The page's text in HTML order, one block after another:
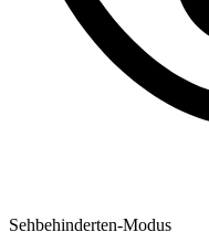
Sehbehinderten-Modus